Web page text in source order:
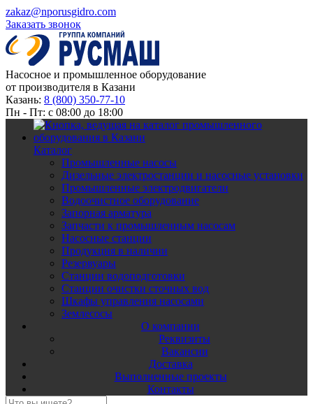
zakaz@nporusgidro.com
Заказать звонок
Насосное и промышленное оборудование
от производителя в Казани
Казань: 8 (800) 350-77-10
Пн - Пт: с 08:00 до 18:00
Каталог
Промышленные насосы
Дизельные электростанции и насосные установки
Промышленные электродвигатели
Водоочистное оборудование
Запорная арматура
Запчасти к промышленным насосам
Насосные станции
Продукция в наличии
Резервуары
Станции водоподготовки
Станции очистки сточных вод
Шкафы управления насосами
Землесосы
О компании
Реквизиты
Вакансии
Доставка
Выполненные проекты
Контакты